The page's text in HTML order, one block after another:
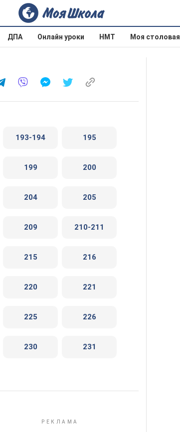
ДПА Онлайн уроки НМТ Моя столовая
193-194 195
199 200
204 205
209 210-211
215 216
220 221
225 226
230 231